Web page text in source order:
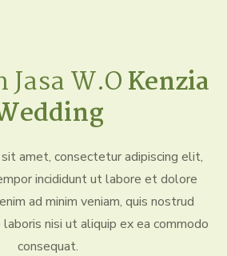
W.OKenzia
amet, consectetur adipiscing elit,
incididunt ut labore et dolore
ad minim veniam, quis nostrud
nisi ut aliquip ex ea commodo
consequat.